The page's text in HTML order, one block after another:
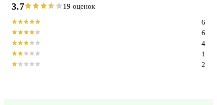
3.7 19 оценок
2
1
4
6
6